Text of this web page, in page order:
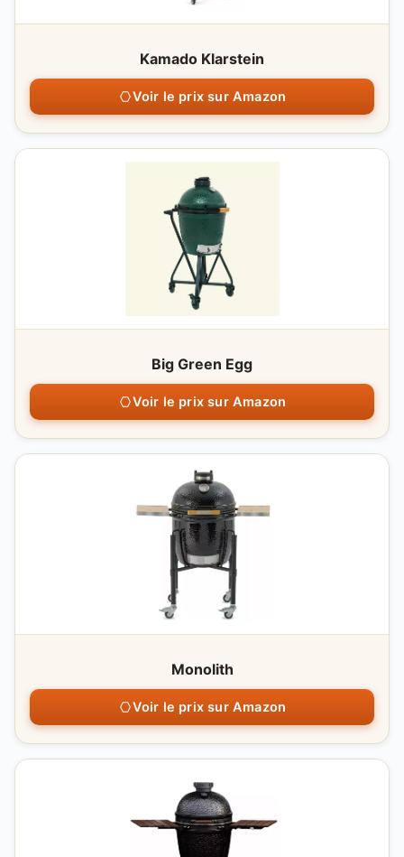
Kamado Klarstein
Voir le prix sur Amazon
Big Green Egg
Voir le prix sur Amazon
Monolith
Voir le prix sur Amazon